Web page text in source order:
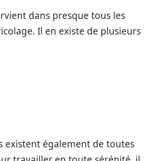
dans presque tous les
Il en existe de plusieurs
existent également de toutes